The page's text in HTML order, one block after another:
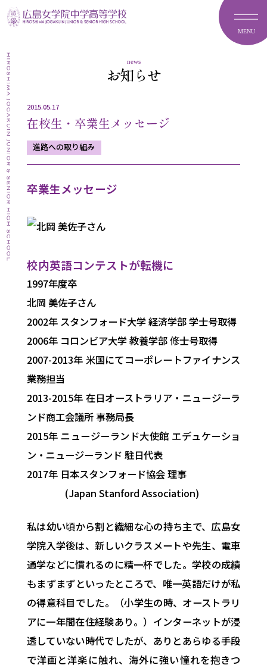
MENU
news
お知らせ
2015.05.17
在校生・卒業生メッセージ
進路への取り組み
卒業生メッセージ
校内英語コンテストが転機に
1997年度卒
北岡 美佐子さん
2002年 スタンフォード大学 経済学部 学士号取得
2006年 コロンビア大学 教養学部 修士号取得
2007-2013年 米国にてコーポレートファイナンス
業務担当
2013-2015年 在日オーストラリア・ニュージーラ
ンド商工会議所 事務局長
2015年 ニュージーランド大使館 エデュケーショ
ン・ニュージーランド 駐日代表
2017年 日本スタンフォード協会 理事
(Japan Stanford Association)
私は幼い頃から割と繊細な心の持ち主で、広島女
学院入学後は、新しいクラスメートや先生、電車
通学などに慣れるのに精一杯でした。学校の成績
もまずまずといったところで、唯一英語だけが私
の得意科目でした。（小学生の時、オーストラリ
アに一年間在住経験あり。）インターネットが浸
透していない時代でしたが、ありとあらゆる手段
で洋画と洋楽に触れ、海外に強い憧れを抱きつ